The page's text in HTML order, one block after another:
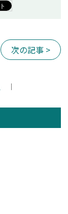
次の記事 >
｜